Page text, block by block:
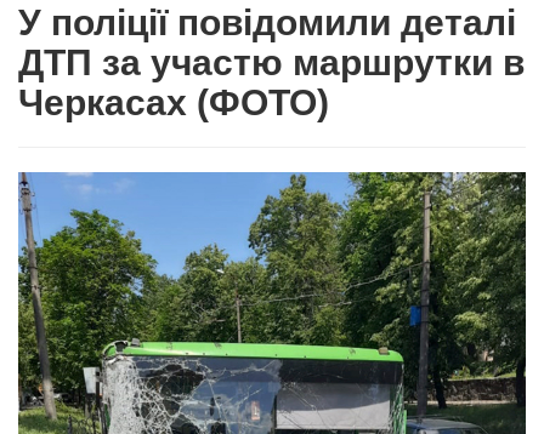
У поліції повідомили деталі
ДТП за участю маршрутки в
Черкасах (ФОТО)